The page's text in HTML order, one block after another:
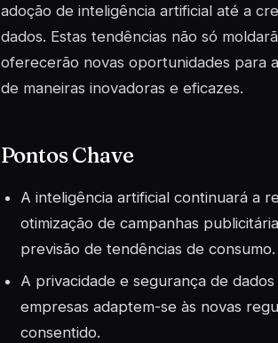
adoção de inteligência artificial até a
dados. Estas tendências não só
oferecerão novas oportunidades para
de maneiras inovadoras e eficazes.
Pontos Chave
A inteligência artificial continuará a
otimização de campanhas
previsão de tendências de consumo.
A privacidade e segurança de
empresas adaptem-se às novas
consentido.